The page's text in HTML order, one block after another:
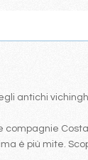
antichi
compagnie
è più mite.